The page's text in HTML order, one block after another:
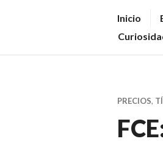
V
E
N
+
Inicio
PRECIOS,